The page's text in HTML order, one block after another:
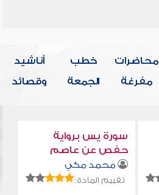
محاضرات
مفرغة
خطب
الجمعة
أناشيد
وقصائد
سورة يس برواية
حفص عن عاصم
محمد مكي
تقييم المادة: